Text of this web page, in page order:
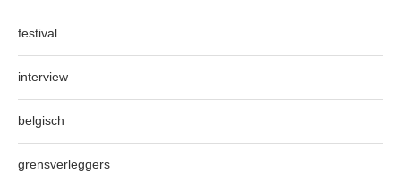
festival
interview
belgisch
grensverleggers